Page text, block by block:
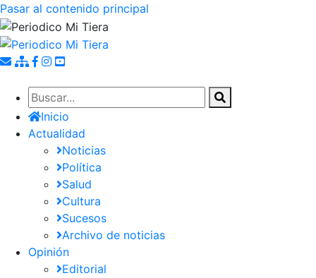
Pasar al contenido principal
Inicio
Actualidad
Noticias
Política
Salud
Cultura
Sucesos
Archivo de noticias
Opinión
Editorial